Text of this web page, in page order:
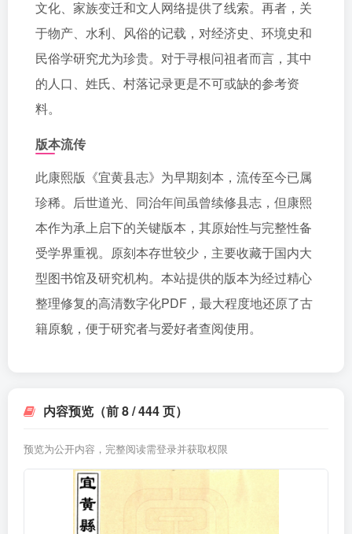
文化、家族变迁和文人网络提供了线索。再者，关
于物产、水利、风俗的记载，对经济史、环境史和
民俗学研究尤为珍贵。对于寻根问祖者而言，其中
的人口、姓氏、村落记录更是不可或缺的参考资
料。
版本流传
此康熙版《宜黄县志》为早期刻本，流传至今已属
珍稀。后世道光、同治年间虽曾续修县志，但康熙
本作为承上启下的关键版本，其原始性与完整性备
受学界重视。原刻本存世较少，主要收藏于国内大
型图书馆及研究机构。本站提供的版本为经过精心
整理修复的高清数字化PDF，最大程度地还原了古
籍原貌，便于研究者与爱好者查阅使用。
内容预览（前 8 / 444 页）
预览为公开内容，完整阅读需登录并获取权限